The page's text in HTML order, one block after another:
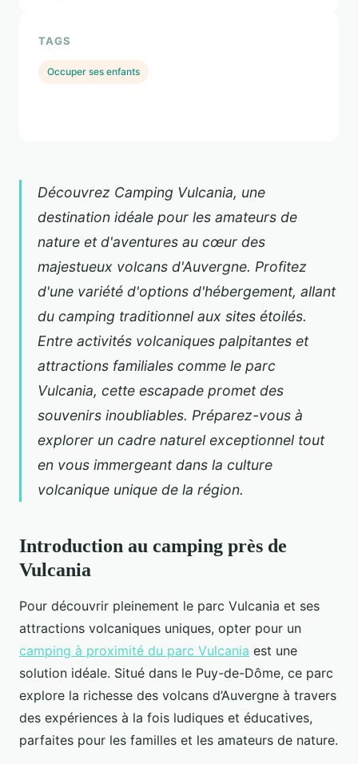
Découvrez Camping Vulcania, une
destination idéale pour les amateurs de
nature et d'aventures au cœur des
majestueux volcans d'Auvergne. Profitez
d'une variété d'options d'hébergement, allant
du camping traditionnel aux sites étoilés.
Entre activités volcaniques palpitantes et
attractions familiales comme le parc
Vulcania, cette escapade promet des
souvenirs inoubliables. Préparez-vous à
explorer un cadre naturel exceptionnel tout
en vous immergeant dans la culture
volcanique unique de la région.
Introduction au camping près de
Vulcania
Pour découvrir pleinement le parc Vulcania et ses
attractions volcaniques uniques, opter pour un
camping à proximité du parc Vulcania est une
solution idéale. Situé dans le Puy-de-Dôme, ce parc
explore la richesse des volcans d’Auvergne à travers
des expériences à la fois ludiques et éducatives,
parfaites pour les familles et les amateurs de nature.
TAGS
Occuper ses enfants